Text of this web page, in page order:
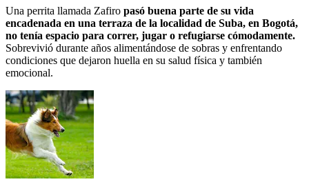
Una perrita llamada Zafiro pasó buena parte de su vida
encadenada en una terraza de la localidad de Suba, en Bogotá,
no tenía espacio para correr, jugar o refugiarse cómodamente.
Sobrevivió durante años alimentándose de sobras y enfrentando
condiciones que dejaron huella en su salud física y también
emocional.